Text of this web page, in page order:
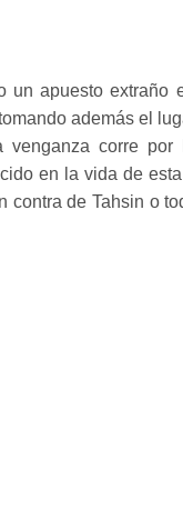
un apuesto extraño
además el
corre por
en la vida de
de Tahsin o